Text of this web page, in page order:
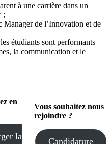
à une carrière dans un
;
de l’Innovation et de
étudiants sont performants
la communication et le
en
la
Vous souhaitez nous
rejoindre ?
Candidature